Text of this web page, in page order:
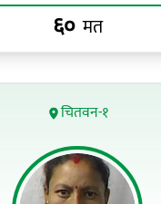
६० मत
चितवन-१